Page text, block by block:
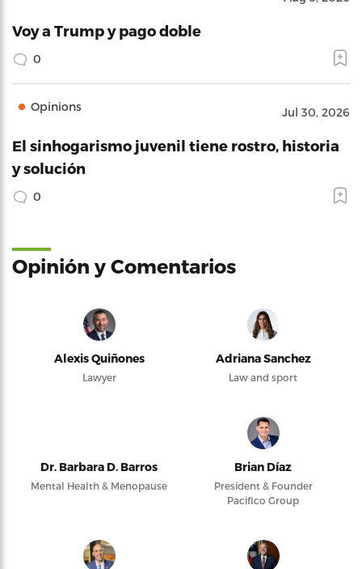
Voy a Trump y pago doble
0
Opinions Jul 30, 2026
El sinhogarismo juvenil tiene rostro, historia
y solución
0
Opinión y Comentarios
Alexis Quiñones
Lawyer
Adriana Sanchez
Law and sport
Dr. Barbara D. Barros
Mental Health & Menopause
Brian Díaz
President & Founder
Pacifico Group